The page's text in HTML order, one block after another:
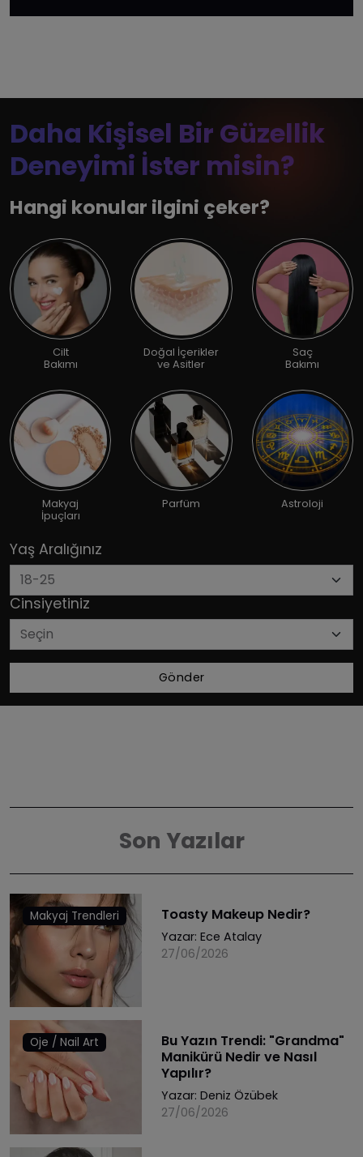
Daha Kişisel Bir Güzellik
Deneyimi İster misin?
Hangi konular ilgini çeker?
Cilt
Bakımı
Doğal İçerikler
ve Asitler
Saç
Bakımı
Makyaj
İpuçları
Parfüm Astroloji
Yaş Aralığınız
Cinsiyetiniz
Gönder
Son Yazılar
Makyaj Trendleri Toasty Makeup Nedir?
Yazar: Ece Atalay
27/06/2026
Oje / Nail Art
Bu Yazın Trendi: "Grandma"
Manikürü Nedir ve Nasıl
Yapılır?
Yazar: Deniz Özübek
27/06/2026